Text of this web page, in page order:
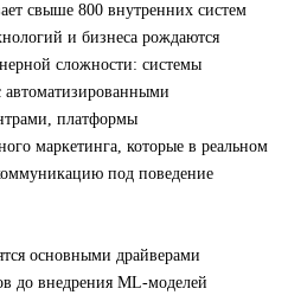
свыше 800 внутренних систем
и бизнеса рождаются
сложности: системы
автоматизированными
платформы
маркетинга, которые в реальном
под поведение
основными драйверами
до внедрения ML-моделей